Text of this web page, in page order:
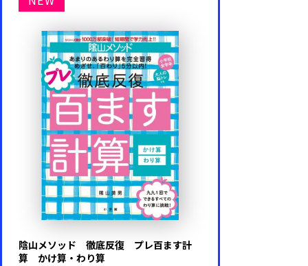
陰山メソッド 徹底反復 プレ百ます計
算 かけ算・わり算